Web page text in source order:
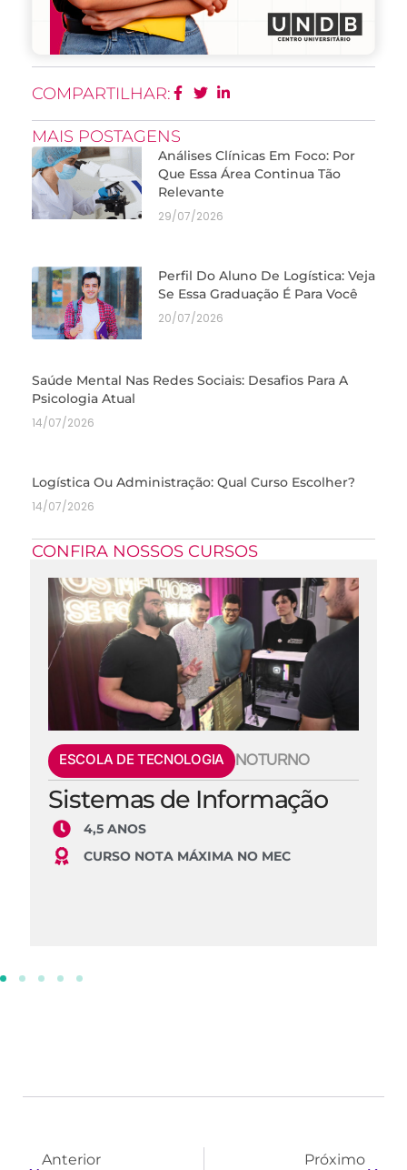
COMPARTILHAR:
MAIS POSTAGENS
Análises Clínicas Em Foco: Por
Que Essa Área Continua Tão
Relevante
29/07/2026
Perfil Do Aluno De Logística: Veja
Se Essa Graduação É Para Você
20/07/2026
Saúde Mental Nas Redes Sociais: Desafios Para A
Psicologia Atual
14/07/2026
Logística Ou Administração: Qual Curso Escolher?
14/07/2026
CONFIRA NOSSOS CURSOS
ESCOLA DE TECNOLOGIA NOTURNO
Sistemas de Informação
4,5 ANOS
CURSO NOTA MÁXIMA NO MEC
Anterior Próximo